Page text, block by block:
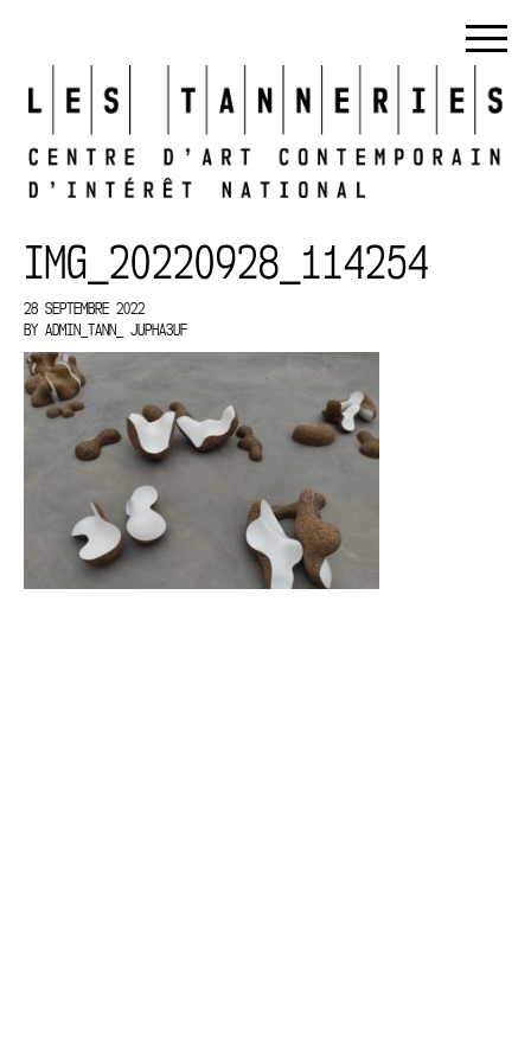
IMG_20220928_114254
28 SEPTEMBRE 2022
BY ADMIN_TANN_ JUPHA3UF